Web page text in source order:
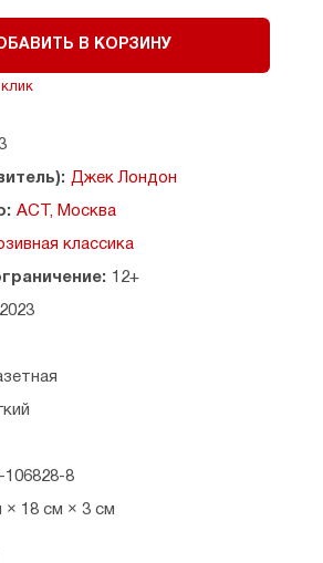
В КОРЗИНУ
Джек Лондон
АСТ, Москва
классика
12+
2023
106828-8
× 18 см × 3 см